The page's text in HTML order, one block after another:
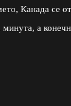
Канада се
а